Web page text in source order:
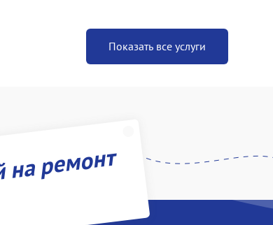
Показать все услуги
ремонт